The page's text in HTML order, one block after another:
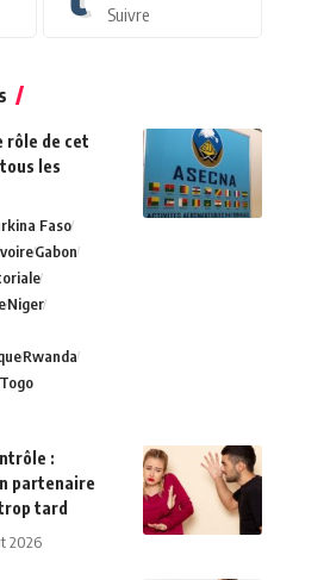
Suivre
rôle de cet
les
Faso
Gabon
Niger
Rwanda
:
partenaire
tard
2026